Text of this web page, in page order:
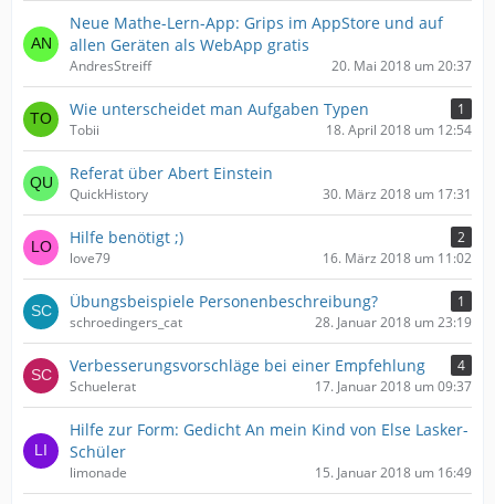
Neue Mathe-Lern-App: Grips im AppStore und auf
allen Geräten als WebApp gratis
AndresStreiff 20. Mai 2018 um 20:37
Wie unterscheidet man Aufgaben Typen
1
Tobii
18. April 2018 um 12:54
Referat über Abert Einstein
QuickHistory 30. März 2018 um 17:31
Hilfe benötigt ;)
2
love79
16. März 2018 um 11:02
Übungsbeispiele Personenbeschreibung?
1
schroedingers_cat
28. Januar 2018 um 23:19
Verbesserungsvorschläge bei einer Empfehlung
4
Schuelerat
17. Januar 2018 um 09:37
Hilfe zur Form: Gedicht An mein Kind von Else Lasker-
Schüler
limonade 15. Januar 2018 um 16:49